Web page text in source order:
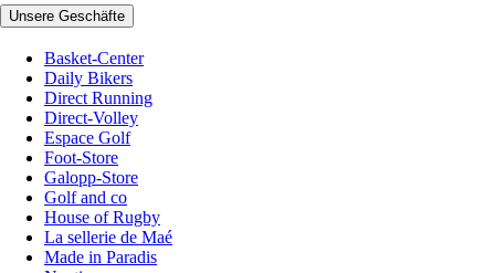
Unsere Geschäfte
Basket-Center
Daily Bikers
Direct Running
Direct-Volley
Espace Golf
Foot-Store
Galopp-Store
Golf and co
House of Rugby
La sellerie de Maé
Made in Paradis